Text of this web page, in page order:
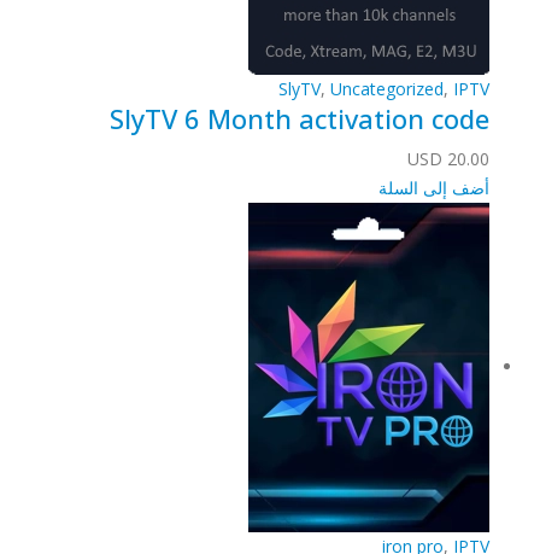
SlyTV, Uncategorized, IPTV
SlyTV 6 Month activation code
USD 20.00
أضف إلى السلة
iron pro, IPTV